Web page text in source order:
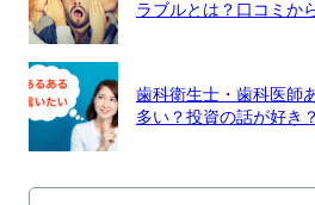
ラブルとは？口コミか
歯科衛生士・歯科医師
多い？投資の話が好き？